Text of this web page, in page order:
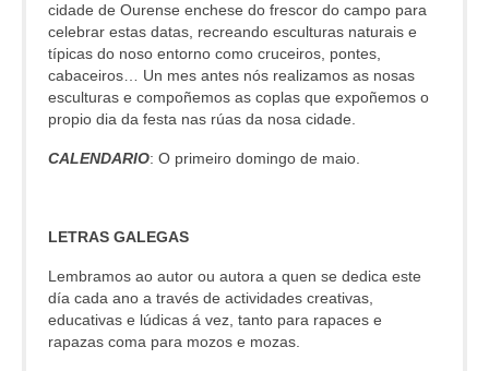
cidade de Ourense enchese do frescor do campo para
celebrar estas datas, recreando esculturas naturais e
típicas do noso entorno como cruceiros, pontes,
cabaceiros… Un mes antes nós realizamos as nosas
esculturas e compoñemos as coplas que expoñemos o
propio dia da festa nas rúas da nosa cidade.
CALENDARIO: O primeiro domingo de maio.
LETRAS GALEGAS
Lembramos ao autor ou autora a quen se dedica este
día cada ano a través de actividades creativas,
educativas e lúdicas á vez, tanto para rapaces e
rapazas coma para mozos e mozas.